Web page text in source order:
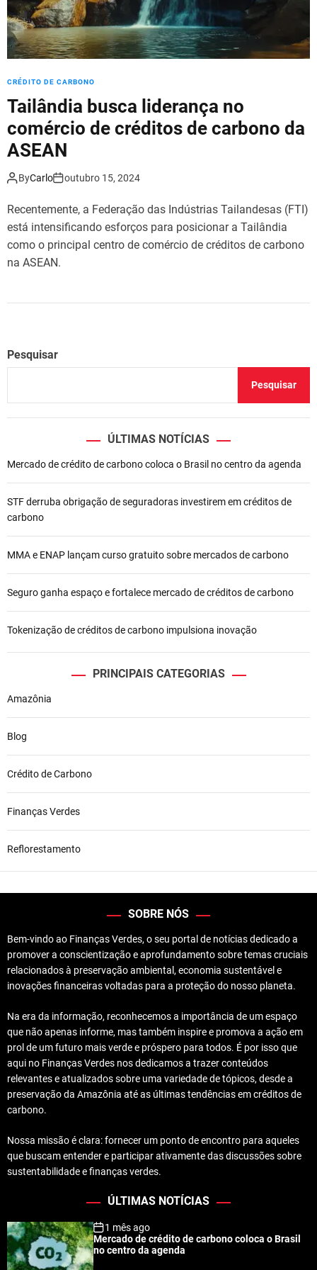
CRÉDITO DE CARBONO
Tailândia busca liderança no
comércio de créditos de carbono da
ASEAN
ByCarlo outubro 15, 2024
Recentemente, a Federação das Indústrias Tailandesas (FTI)
está intensificando esforços para posicionar a Tailândia
como o principal centro de comércio de créditos de carbono
na ASEAN.
Pesquisar
Pesquisar
ÚLTIMAS NOTÍCIAS
Mercado de crédito de carbono coloca o Brasil no centro da agenda
STF derruba obrigação de seguradoras investirem em créditos de
carbono
MMA e ENAP lançam curso gratuito sobre mercados de carbono
Seguro ganha espaço e fortalece mercado de créditos de carbono
Tokenização de créditos de carbono impulsiona inovação
PRINCIPAIS CATEGORIAS
Amazônia
Blog
Crédito de Carbono
Finanças Verdes
Reflorestamento
SOBRE NÓS
Bem-vindo ao Finanças Verdes, o seu portal de notícias dedicado a
promover a conscientização e aprofundamento sobre temas cruciais
relacionados à preservação ambiental, economia sustentável e
inovações financeiras voltadas para a proteção do nosso planeta.
Na era da informação, reconhecemos a importância de um espaço
que não apenas informe, mas também inspire e promova a ação em
prol de um futuro mais verde e próspero para todos. É por isso que
aqui no Finanças Verdes nos dedicamos a trazer conteúdos
relevantes e atualizados sobre uma variedade de tópicos, desde a
preservação da Amazônia até as últimas tendências em créditos de
carbono.
Nossa missão é clara: fornecer um ponto de encontro para aqueles
que buscam entender e participar ativamente das discussões sobre
sustentabilidade e finanças verdes.
ÚLTIMAS NOTÍCIAS
1 mês ago
Mercado de crédito de carbono coloca o Brasil
no centro da agenda